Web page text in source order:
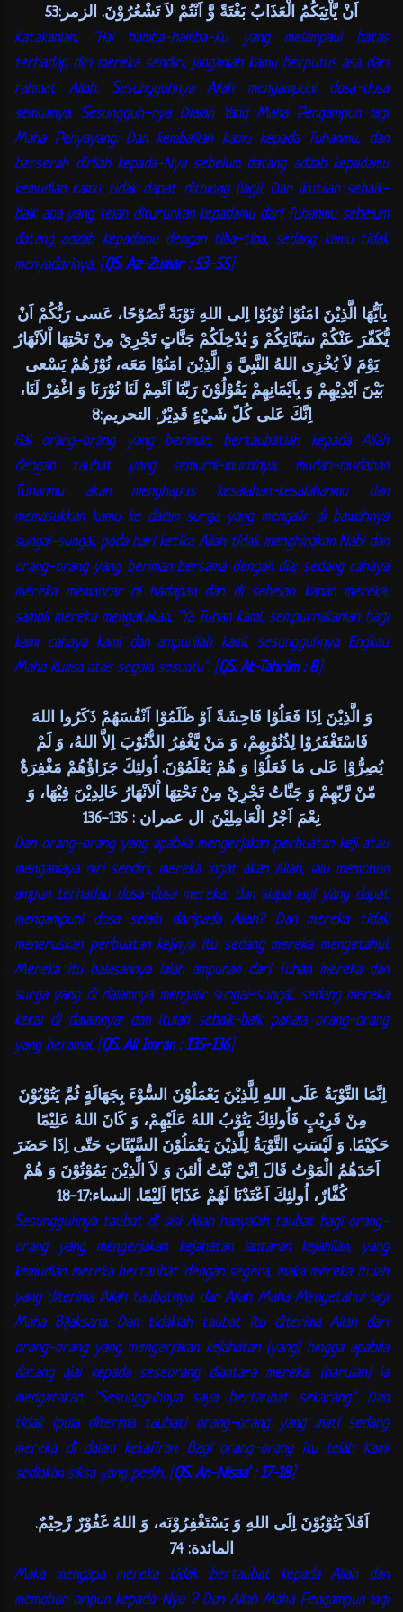
اَنْ يَّاْتِيَكُمُ الْعَذَابُ بَغْتَةً وَّ اَنْتُمْ لاَ تَشْعُرُوْنَ. الزمر:53
Katakanlah, "Hai hamba-hamba-Ku yang melampaui batas
terhadap diri mereka sendiri, janganlah kamu berputus asa dari
rahmat Allah. Sesungguhnya Allah mengampuni dosa-dosa
semuanya. Sesungguh-nya Dialah Yang Maha Pengampun lagi
Maha Penyayang. Dan kembalilah kamu kepada Tuhanmu, dan
berserah dirilah kepada-Nya sebelum datang adzab kepadamu
kemudian kamu tidak dapat ditolong (lagi). Dan ikutilah sebaik-
baik apa yang telah diturunkan kepadamu dari Tuhanmu sebelum
datang adzab kepadamu dengan tiba-tiba, sedang kamu tidak
menyadarinya, [QS. Az-Zumar : 53-55]
ياَيُّهَا الَّذِيْنَ امَنُوْا تُوْبُوْا اِلى اللهِ تَوْبَةً نَّصُوْحًا، عَسى رَبُّكُمْ اَنْ
يُّكَفّرَ عَنْكُمْ سَيّئَاتِكُمْ وَ يُدْخِلَكُمْ جَنَّاتٍ تَجْرِيْ مِنْ تَحْتِهَا اْلاَنْهَارُ
يَوْمَ لاَ يُخْزِى اللهُ النَّبِيَّ وَ الَّذِيْنَ امَنُوْا مَعَه، نُوْرُهُمْ يَسْعى
بَيْنَ اَيْدِيْهِمْ وَ بِاَيْمَانِهِمْ يَقُوْلُوْنَ رَبَّنَا اَتْمِمْ لَنَا نُوْرَنَا وَ اغْفِرْ لَنَا،
اِنَّكَ عَلى كُلّ شَيْءٍ قَدِيْرٌ. التحريم:8
Hai orang-orang yang beriman, bertaubatlah kepada Allah
dengan taubat yang semurni-murninya, mudah-mudahan
Tuhanmu akan menghapus kesalahan-kesalahanmu dan
memasukkan kamu ke dalam surga yang mengalir di bawahnya
sungai-sungai, pada hari ketika Allah tidak menghinakan Nabi dan
orang-orang yang beriman bersama dengan dia; sedang cahaya
mereka memancar di hadapan dan di sebelah kanan mereka,
sambil mereka mengatakan, "Ya Tuhan kami, sempurnakanlah bagi
kami cahaya kami dan ampunilah kami; sesungguhnya Engkau
Maha Kuasa atas segala sesuatu". [QS. At-Tahriim : 8]
وَ الَّذِيْنَ اِذَا فَعَلُوْا فَاحِشَةً اَوْ ظَلَمُوْا اَنْفُسَهُمْ ذَكَرُوا اللهَ
فَاسْتَغْفَرُوْا لِذُنُوْبِهِمْ، وَ مَنْ يَّغْفِرُ الذُّنُوْبَ اِلاَّ اللهُ، وَ لَمْ
يُصِرُّوْا عَلى مَا فَعَلُوْا وَ هُمْ يَعْلَمُوْنَ. اُولئِكَ جَزَاؤُهُمْ مَغْفِرَةٌ
مّنْ رَّبّهِمْ وَ جَنَّاتٌ تَجْرِيْ مِنْ تَحْتِهَا اْلاَنْهَارُ خَالِدِيْنَ فِيْهَا، وَ
نِعْمَ اَجْرُ الْعَامِلِيْنَ. ال عمران : 135-136
Dan orang-orang yang apabila mengerjakan perbuatan keji atau
menganiaya diri sendiri, mereka ingat akan Allah, lalu memohon
ampun terhadap dosa-dosa mereka, dan siapa lagi yang dapat
mengampuni dosa selain daripada Allah? Dan mereka tidak
meneruskan perbuatan kejinya itu sedang mereka mengetahui.
Mereka itu balasannya ialah ampunan dari Tuhan mereka dan
surga yang di dalamnya mengalir sungai-sungai, sedang mereka
kekal di dalamnya; dan itulah sebaik-baik pahala orang-orang
yang beramal. [QS. Ali Imran : 135-136]
اِنَّمَا التَّوْبَةُ عَلَى اللهِ لِلَّذِيْنَ يَعْمَلُوْنَ السُّوْءَ بِجَهَالَةٍ ثُمَّ يَتُوْبُوْنَ
مِنْ قَرِيْبٍ فَاُولئِكَ يَتُوْبُ اللهُ عَلَيْهِمْ، وَ كَانَ اللهُ عَلِيْمًا
حَكِيْمًا. وَ لَيْسَتِ التَّوْبَةُ لِلَّذِيْنَ يَعْمَلُوْنَ السَّيّئَاتِ حَتّى اِذَا حَضَرَ
اَحَدَهُمُ الْمَوْتُ قَالَ اِنّيْ تُبْتُ اْلئنَ وَ لاَ الَّذِيْنَ يَمُوْتُوْنَ وَ هُمْ
كُفَّارٌ، اُولئِكَ اَعْتَدْنَا لَهُمْ عَذَابًا اَلِيْمًا. النساء:17-18
Sesungguhnya taubat di sisi Allah hanyalah taubat bagi orang-
orang yang mengerjakan kejahatan lantaran kejahilan, yang
kemudian mereka bertaubat dengan segera, maka mereka itulah
yang diterima Allah taubatnya, dan Allah Maha Mengetahui lagi
Maha Bijaksana. Dan tidaklah taubat itu diterima Allah dari
orang-orang yang mengerjakan kejahatan (yang) hingga apabila
datang ajal kepada seseorang diantara mereka, (barulah) ia
mengatakan, "Sesungguhnya saya bertaubat sekarang". Dan
tidak (pula diterima taubat) orang-orang yang mati sedang
mereka di dalam kekafiran. Bagi orang-orang itu telah Kami
sediakan siksa yang pedih. [QS. An-Nisaa’ : 17-18]
اَفَلاَ يَتُوْبُوْنَ اِلَى اللهِ وَ يَسْتَغْفِرُوْنَه، وَ اللهُ غَفُوْرٌ رَّحِيْمٌ.
المائدة: 74
Maka mengapa mereka tidak bertaubat kepada Allah dan
memohon ampun kepada-Nya ? Dan Allah Maha Pengampun lagi